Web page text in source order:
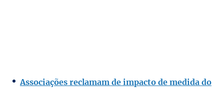
Associações reclamam de impacto de medida do